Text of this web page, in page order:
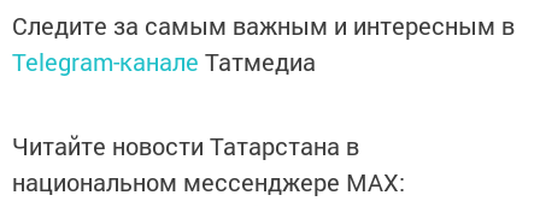
Следите за самым важным и интересным в
Telegram-канале Татмедиа
Читайте новости Татарстана в
национальном мессенджере MАХ: